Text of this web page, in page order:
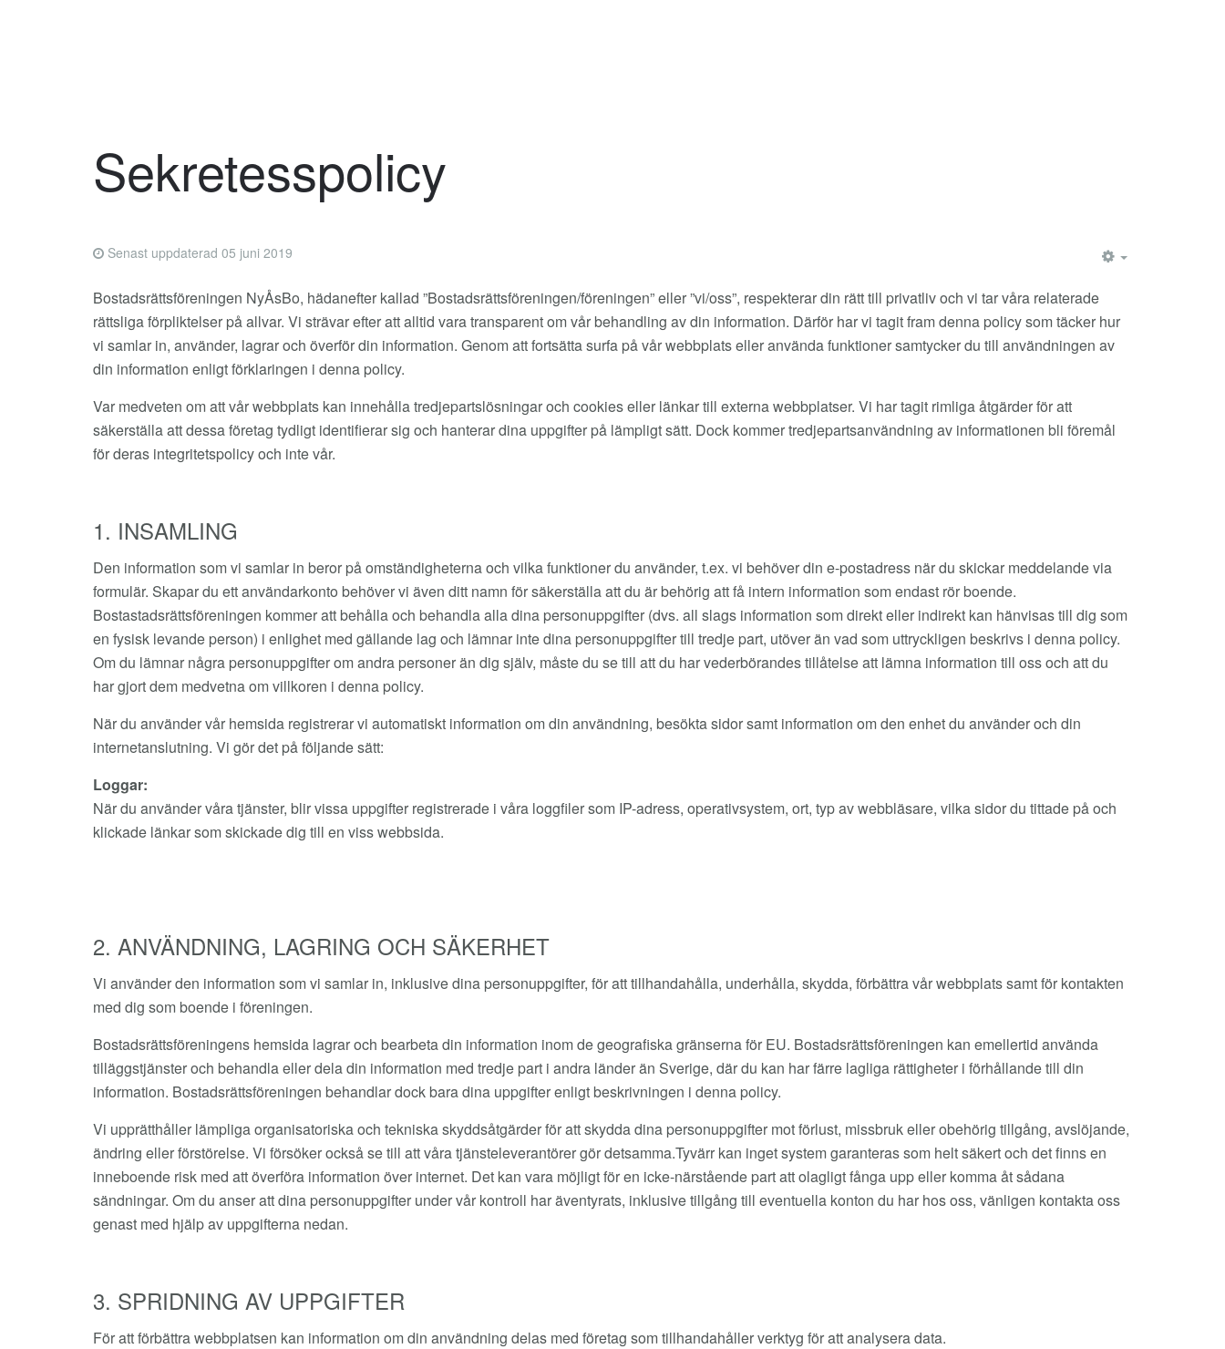
Sekretesspolicy
Senast uppdaterad 05 juni 2019
Bostadsrättsföreningen NyÅsBo, hädanefter kallad ”Bostadsrättsföreningen/föreningen” eller ”vi/oss”, respekterar din rätt till privatliv och vi tar våra relaterade
rättsliga förpliktelser på allvar. Vi strävar efter att alltid vara transparent om vår behandling av din information. Därför har vi tagit fram denna policy som täcker hur
vi samlar in, använder, lagrar och överför din information. Genom att fortsätta surfa på vår webbplats eller använda funktioner samtycker du till användningen av
din information enligt förklaringen i denna policy.
Var medveten om att vår webbplats kan innehålla tredjepartslösningar och cookies eller länkar till externa webbplatser. Vi har tagit rimliga åtgärder för att
säkerställa att dessa företag tydligt identifierar sig och hanterar dina uppgifter på lämpligt sätt. Dock kommer tredjepartsanvändning av informationen bli föremål
för deras integritetspolicy och inte vår.
1. INSAMLING
Den information som vi samlar in beror på omständigheterna och vilka funktioner du använder, t.ex. vi behöver din e-postadress när du skickar meddelande via
formulär. Skapar du ett användarkonto behöver vi även ditt namn för säkerställa att du är behörig att få intern information som endast rör boende.
Bostastadsrättsföreningen kommer att behålla och behandla alla dina personuppgifter (dvs. all slags information som direkt eller indirekt kan hänvisas till dig som
en fysisk levande person) i enlighet med gällande lag och lämnar inte dina personuppgifter till tredje part, utöver än vad som uttryckligen beskrivs i denna policy.
Om du lämnar några personuppgifter om andra personer än dig själv, måste du se till att du har vederbörandes tillåtelse att lämna information till oss och att du
har gjort dem medvetna om villkoren i denna policy.
När du använder vår hemsida registrerar vi automatiskt information om din användning, besökta sidor samt information om den enhet du använder och din
internetanslutning. Vi gör det på följande sätt:
Loggar:
När du använder våra tjänster, blir vissa uppgifter registrerade i våra loggfiler som IP-adress, operativsystem, ort, typ av webbläsare, vilka sidor du tittade på och
klickade länkar som skickade dig till en viss webbsida.
2. ANVÄNDNING, LAGRING OCH SÄKERHET
Vi använder den information som vi samlar in, inklusive dina personuppgifter, för att tillhandahålla, underhålla, skydda, förbättra vår webbplats samt för kontakten
med dig som boende i föreningen.
Bostadsrättsföreningens hemsida lagrar och bearbeta din information inom de geografiska gränserna för EU. Bostadsrättsföreningen kan emellertid använda
tilläggstjänster och behandla eller dela din information med tredje part i andra länder än Sverige, där du kan har färre lagliga rättigheter i förhållande till din
information. Bostadsrättsföreningen behandlar dock bara dina uppgifter enligt beskrivningen i denna policy.
Vi upprätthåller lämpliga organisatoriska och tekniska skyddsåtgärder för att skydda dina personuppgifter mot förlust, missbruk eller obehörig tillgång, avslöjande,
ändring eller förstörelse. Vi försöker också se till att våra tjänsteleverantörer gör detsamma.Tyvärr kan inget system garanteras som helt säkert och det finns en
inneboende risk med att överföra information över internet. Det kan vara möjligt för en icke-närstående part att olagligt fånga upp eller komma åt sådana
sändningar. Om du anser att dina personuppgifter under vår kontroll har äventyrats, inklusive tillgång till eventuella konton du har hos oss, vänligen kontakta oss
genast med hjälp av uppgifterna nedan.
3. SPRIDNING AV UPPGIFTER
För att förbättra webbplatsen kan information om din användning delas med företag som tillhandahåller verktyg för att analysera data.